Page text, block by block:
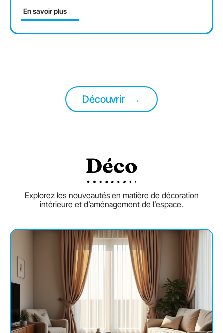
En savoir plus
Découvrir
Déco
Explorez les nouveautés en matière de décoration
intérieure et d’aménagement de l’espace.